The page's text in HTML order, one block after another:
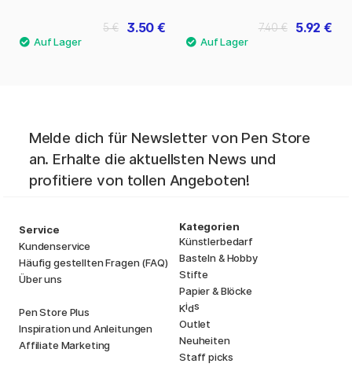
3.50 €
5 € 5.92 €
7.40 €
Melde dich für Newsletter von Pen Store
an. Erhalte die aktuellsten News und
profitiere von tollen Angeboten!
Service
Kundenservice
Häufig gestellten Fragen (FAQ)
Über uns
Pen Store Plus
Inspiration und Anleitungen
Affiliate Marketing
Kategorien
Künstlerbedarf
Basteln & Hobby
Stifte
Papier & Blöcke
Kids
Outlet
Neuheiten
Staff picks